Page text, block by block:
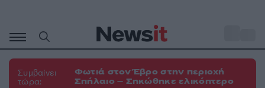
περιεχόμενο
Συμβαίνει
τώρα:
Φωτιά στον Έβρο στην περιοχή
Σπήλαιο – Σηκώθηκε ελικόπτερο